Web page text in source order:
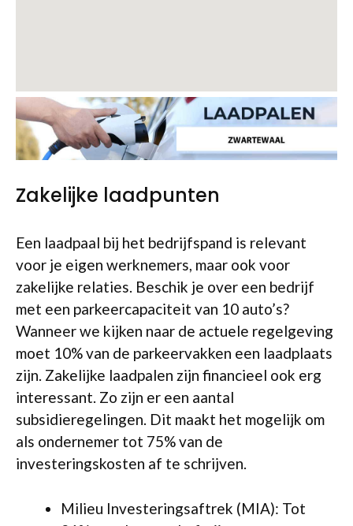
Zakelijke laadpunten
Een laadpaal bij het bedrijfspand is relevant
voor je eigen werknemers, maar ook voor
zakelijke relaties. Beschik je over een bedrijf
met een parkeercapaciteit van 10 auto’s?
Wanneer we kijken naar de actuele regelgeving
moet 10% van de parkeervakken een laadplaats
zijn. Zakelijke laadpalen zijn financieel ook erg
interessant. Zo zijn er een aantal
subsidieregelingen. Dit maakt het mogelijk om
als ondernemer tot 75% van de
investeringskosten af te schrijven.
Milieu Investeringsaftrek (MIA): Tot